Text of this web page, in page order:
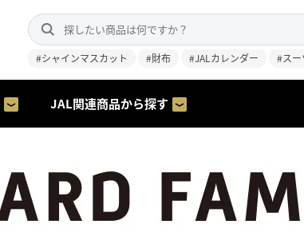
#シャインマスカット #財布 #JALカレンダー #スー
JAL関連商品から探す